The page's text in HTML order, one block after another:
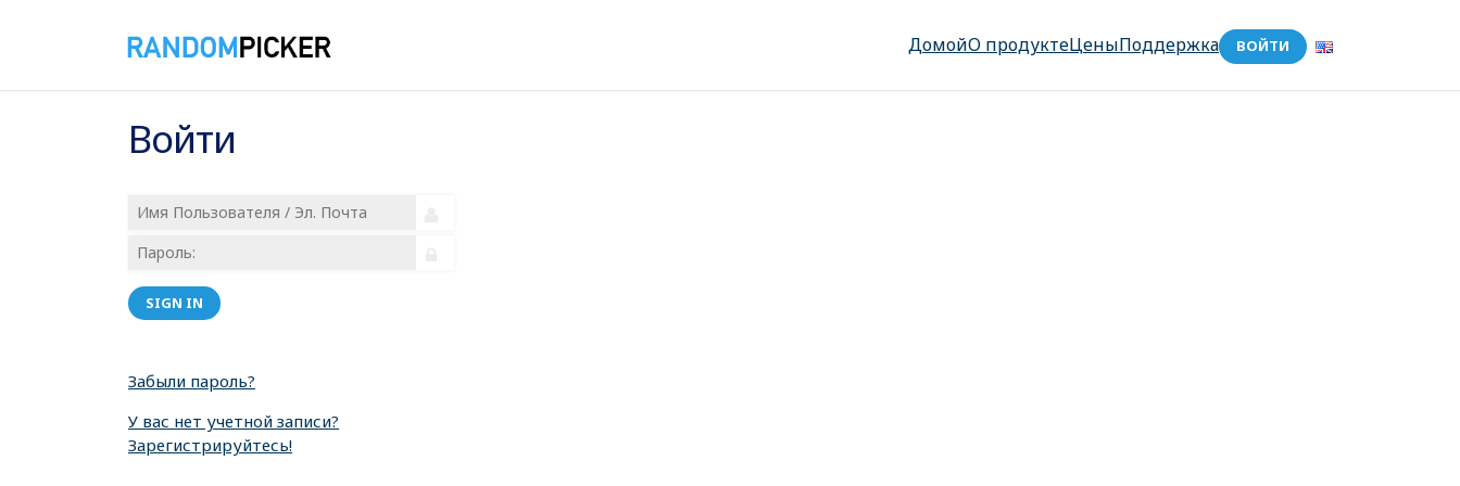
ДомойО продуктеЦеныПоддержка ВОЙТИ
Войти
SIGN IN
Забыли пароль?
У вас нет учетной записи?
Зарегистрируйтесь!